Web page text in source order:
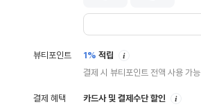
뷰티포인트 1% 적립
결제 시 뷰티포인트 전액 사용 가능
결제 혜택 카드사 및 결제수단 할인